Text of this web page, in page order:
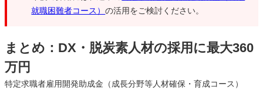
就職困難者コース）の活用をご検討ください。
まとめ：DX・脱炭素人材の採用に最大360
万円
特定求職者雇用開発助成金（成長分野等人材確保・育成コース）